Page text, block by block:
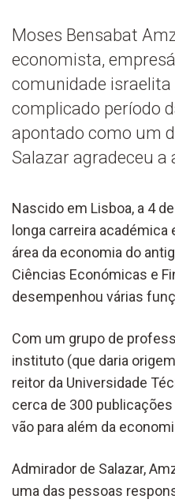
Moses Bensabat
economista,
comunidade israelita
complicado período
apontado como um
Salazar agradeceu a
Nascido em Lisboa, a 4
longa carreira
área da economia do
Ciências Económicas e
desempenhou várias
Com um grupo de
instituto (que daria
reitor da Universidade
cerca de 300
vão para além da
Admirador de Salazar,
uma das pessoas